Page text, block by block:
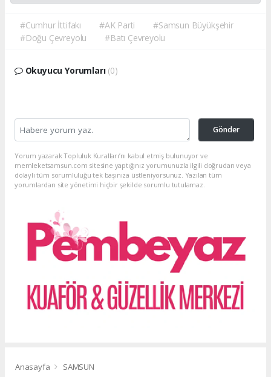
#Cumhur İttifakı #AK Parti
#Samsun Büyükşehir
#Doğu Çevreyolu
#Batı Çevreyolu
Okuyucu Yorumları (0)
Gönder
Yorum yazarak Topluluk Kuralları’nı kabul etmiş bulunuyor ve
memleketsamsun.com sitesine yaptığınız yorumunuzla ilgili doğrudan veya
dolaylı tüm sorumluluğu tek başınıza üstleniyorsunuz. Yazılan tüm
yorumlardan site yönetimi hiçbir şekilde sorumlu tutulamaz.
Anasayfa SAMSUN